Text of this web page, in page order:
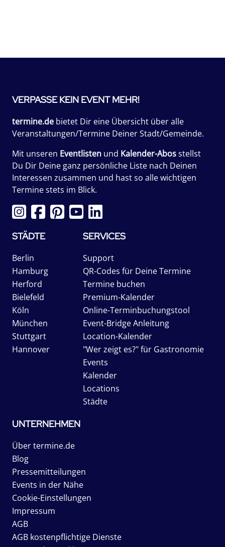
VERPASSE KEIN EVENT MEHR!
termine.de bietet Dir eine Übersicht über alle
Veranstaltungen/Termine Deiner Stadt/Gemeinde.
Mit unseren Eventlisten und Kalender-Abosstellst
Du Dir Deine ganz persönliche Liste nach Deinen
Interessen zusammen und hast so alle wichtigen
Termine stets im Blick.
STÄDTE
Berlin
Hamburg
Herford
Bielefeld
Köln
München
Stuttgart
Hannover
SERVICES
Support
QR-Codes für Deine Termine
Termine buchen
Premium-Kalender
Online-Terminbuchungstool
Event-Bridge Anleitung
Location-Kalender
"Wer zeigt es?" für Gastronomie
Events
Kalender
Locations
Städte
UNTERNEHMEN
Über termine.de
Blog
Pressemitteilungen
Events in der Nähe
Cookie-Einstellungen
Impressum
AGB
AGB kostenpflichtige Dienste